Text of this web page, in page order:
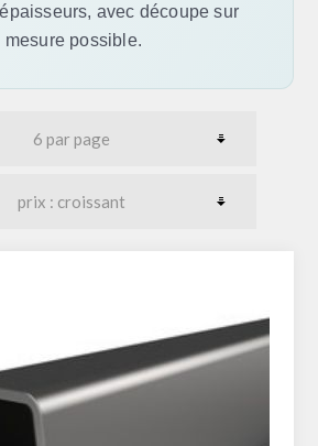
avec découpe sur
mesure possible.